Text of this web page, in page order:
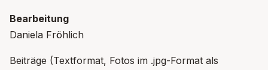
Bearbeitung
Daniela Fröhlich
Beiträge (Textformat, Fotos im .jpg-Format als